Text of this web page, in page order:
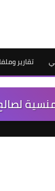
تقارير